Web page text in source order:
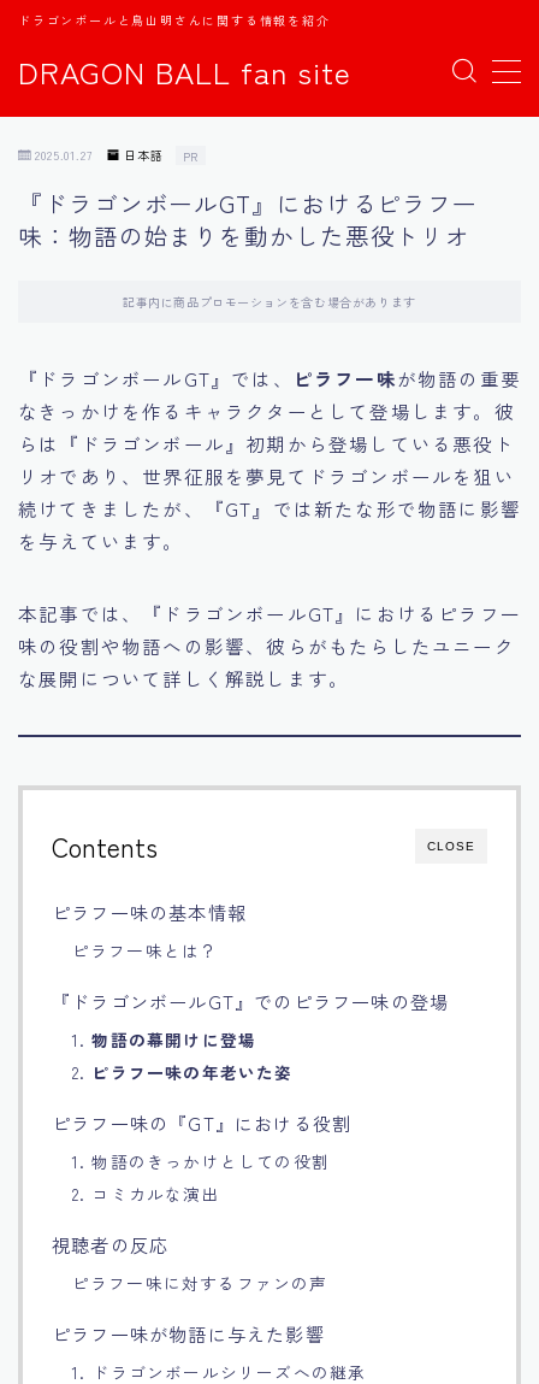
DRAGON BALL fan site
ドラゴンボールと鳥山明さんに関する情報を紹介
MENU
日本語
中文
Español
اللغة العربية
Bahasa Indonesia
2025.01.27 日本語 PR
『ドラゴンボールGT』におけるピラフ一
味：物語の始まりを動かした悪役トリオ
記事内に商品プロモーションを含む場合があります
『ドラゴンボールGT』では、 ピラフ一味が物語の重要
なきっかけを作るキャラクターとして登場します。彼
らは『ドラゴンボール』初期から登場している悪役ト
リオであり、世界征服を夢見てドラゴンボールを狙い
続けてきましたが、『GT』では新たな形で物語に影響
を与えています。
本記事では、『ドラゴンボールGT』におけるピラフ一
味の役割や物語への影響、彼らがもたらしたユニーク
な展開について詳しく解説します。
CLOSE
Contents
ピラフ一味の基本情報
ピラフ一味とは？
『ドラゴンボールGT』でのピラフ一味の登場
1.物語の幕開けに登場
2. ピラフ一味の年老いた姿
ピラフ一味の『GT』における役割
1. 物語のきっかけとしての役割
2. コミカルな演出
視聴者の反応
ピラフ一味に対するファンの声
ピラフ一味が物語に与えた影響
1. ドラゴンボールシリーズへの継承